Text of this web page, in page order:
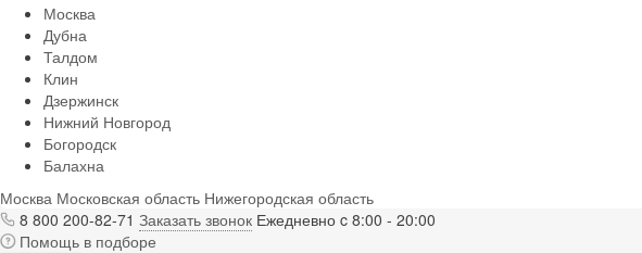
Москва
Дубна
Талдом
Клин
Дзержинск
Нижний Новгород
Богородск
Балахна
Москва Московская область Нижегородская область
8 800 200-82-71 Заказать звонок Ежедневно c 8:00 - 20:00
Помощь в подборе